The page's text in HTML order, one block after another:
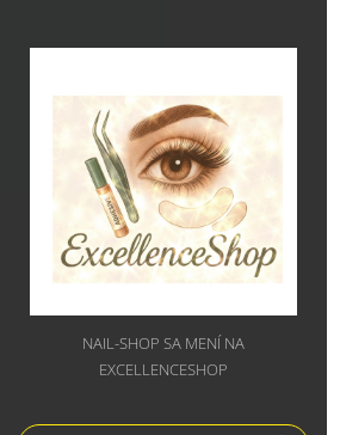
NAIL-SHOP SA MENÍ NA
EXCELLENCESHOP